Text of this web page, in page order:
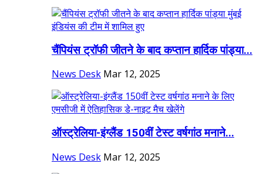
चैंपियंस ट्रॉफी जीतने के बाद कप्तान हार्दिक पांड्या...
News Desk Mar 12, 2025
ऑस्ट्रेलिया-इंग्लैंड 150वीं टेस्ट वर्षगांठ मनाने...
News Desk Mar 12, 2025